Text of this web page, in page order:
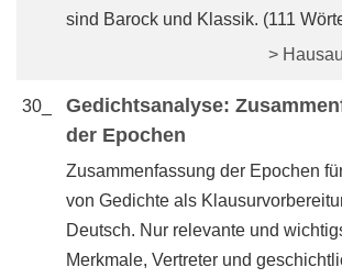
sind Barock und Klassik. (111
>
30_
Gedichtsanalyse:
der Epochen
Zusammenfassung der Epochen
von Gedichte als
Deutsch. Nur relevante und
Merkmale, Vertreter und